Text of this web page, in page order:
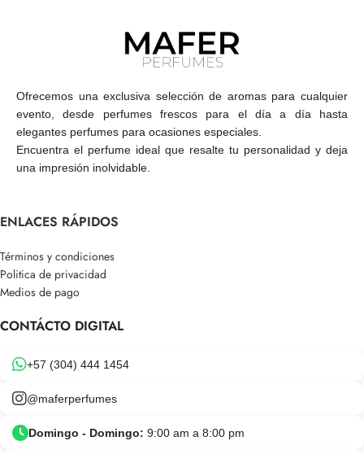
Ofrecemos una exclusiva selección de aromas para cualquier
evento, desde perfumes frescos para el día a día hasta
elegantes perfumes para ocasiones especiales.
Encuentra el perfume ideal que resalte tu personalidad y deja
una impresión inolvidable.
ENLACES RÁPIDOS
Términos y condiciones
Politica de privacidad
Medios de pago
CONTÁCTO DIGITAL
+57 (304) 444 1454
@maferperfumes
Domingo - Domingo: 9:00 am a 8:00 pm